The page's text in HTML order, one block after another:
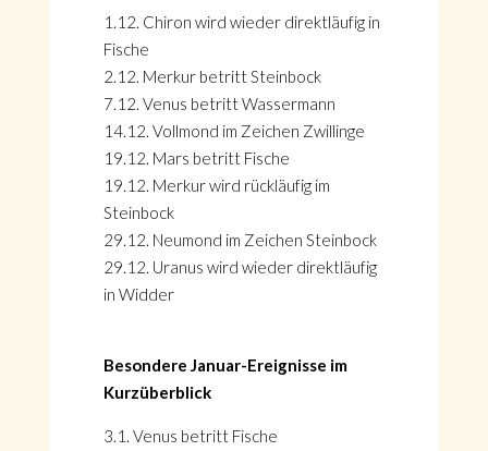
1.12. Chiron wird wieder direktläufig in
Fische
2.12. Merkur betritt Steinbock
7.12. Venus betritt Wassermann
14.12. Vollmond im Zeichen Zwillinge
19.12. Mars betritt Fische
19.12. Merkur wird rückläufig im
Steinbock
29.12. Neumond im Zeichen Steinbock
29.12. Uranus wird wieder direktläufig
in Widder
Besondere Januar-Ereignisse im
Kurzüberblick
3.1. Venus betritt Fische